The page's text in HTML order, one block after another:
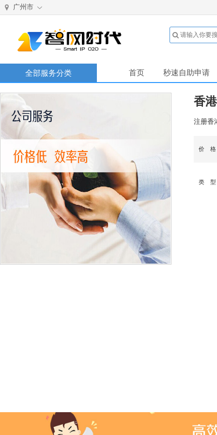
广州市
全部服务分类 首页 秒速自助申请
香
注册香
价 格
类 型